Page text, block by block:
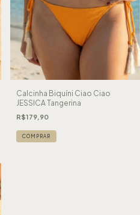
Calcinha Biquíni Ciao Ciao
JESSICA Tangerina
R$179,90
COMPRAR